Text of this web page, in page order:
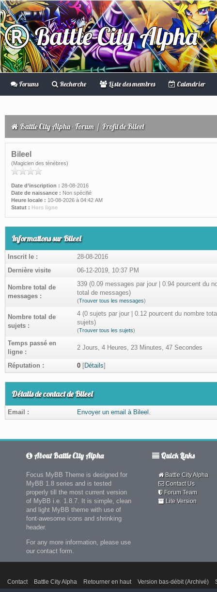
Battle City Alpha
Forums Recherche Liste des membres Calendrier
Battle City Alpha - Forum / Profil de Bileel
Bileel
(Magicien des ténèbres)
Date d’inscription : 28-08-2016
Date de naissance : Non spécifié
Heure locale : 10-08-2026 à 04:42 AM
Statut : Hors ligne
Informations sur Bileel
Inscrit le :
28-08-2016
Dernière visite
06-12-2019, 10:37 PM
Nombre total de
messages :
339 (0.09 messages par jour | 0.94 pourcent du
total de messages)
(Trouver tous les messages)
Nombre total de
sujets :
4 (0 sujets par jour | 0.12 pourcent du nombre
sujets)
(Trouver tous les sujets)
Temps passé en
ligne :
2 Jours, 4 Heures, 23 Minutes, 47 Secondes
Réputation : 0 [Détails]
Détails de contact de Bileel
Email : Envoyer un email à Bileel.
About Battle City Alpha
Focus MyBB Theme is designed for
MyBB 1.8 series and is tested
properly till the most current version
of MyBB i.e. 1.8.7. It is simple, clean
and light MyBB theme with use of
font-awesome icons and shrinking
header.
For any more information, please use
our contact form.
Quick Links
Battle City Alpha
Contact Us
Forum Team
Lite Version
Contact Battle City Alpha Retourner en haut Version bas-débit (Archivé)